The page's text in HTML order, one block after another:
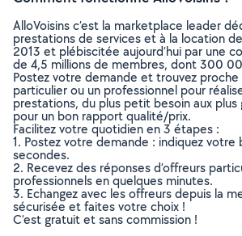
AlloVoisins c’est la marketplace leader
prestations de services et à la location
2013 et plébiscitée aujourd’hui par une
de 4,5 millions de membres, dont 300
Postez votre demande et trouvez proche
particulier ou un professionnel pour
prestations, du plus petit besoin aux plus
pour un bon rapport qualité/prix.
Facilitez votre quotidien en 3 étapes :
1. Postez votre demande : indiquez votre
secondes.
2. Recevez des réponses d’offreurs
professionnels en quelques minutes.
3. Echangez avec les offreurs depuis la
sécurisée et faites votre choix !
C’est gratuit et sans commission !